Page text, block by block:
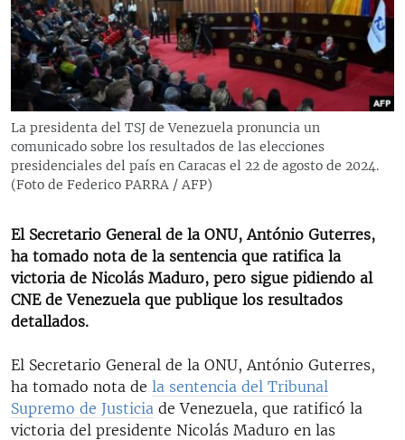
RADIO MARTÍ
ESPECIALES
ESPECIALES
LA REALIDAD DE LA VIVIENDA EN CUBA
SER VIEJO EN CUBA
KENTU-CUBANO
DESINFORMACIÓN RUSA EN AMÉRICA LATINA
LA INVASIÓN DE RUSIA A UCRANIA
MULTIMEDIA
EDITORIALES
SÍGUENOS
La presidenta del TSJ de Venezuela pronuncia un
comunicado sobre los resultados de las elecciones
presidenciales del país en Caracas el 22 de agosto de 2024.
(Foto de Federico PARRA / AFP)
El Secretario General de la ONU, António Guterres,
ha tomado nota de la sentencia que ratifica la
victoria de Nicolás Maduro, pero sigue pidiendo al
CNE de Venezuela que publique los resultados
detallados.
El Secretario General de la ONU, António Guterres,
ha tomado nota de la sentencia del Tribunal
Supremo de Justicia de Venezuela, que ratificó la
victoria del presidente Nicolás Maduro en las